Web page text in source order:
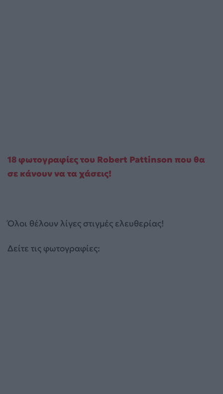
18 φωτογραφίες του Robert Pattinson που θα
σε κάνουν να τα χάσεις!
Όλοι θέλουν λίγες στιγμές ελευθερίας!
Δείτε τις φωτογραφίες: